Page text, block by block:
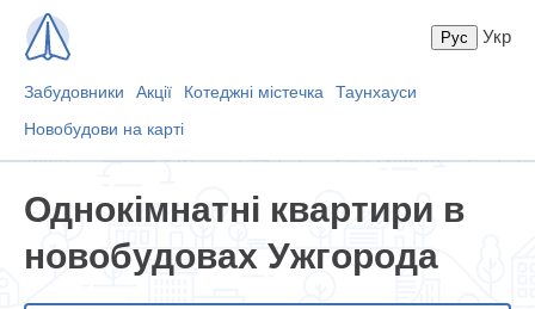
Забудовники Акції Котеджні містечка
Таунхауси
Новобудови на карті
Укр
Однокімнатні квартири в
новобудовах Ужгорода